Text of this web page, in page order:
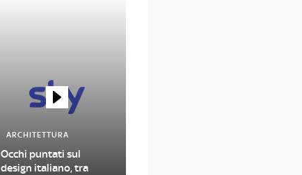
ARCHITETTURA
Occhi puntati sul
design italiano, tra